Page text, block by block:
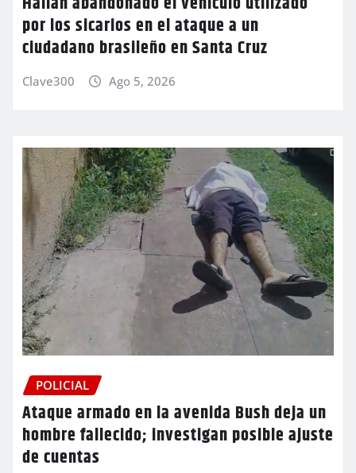
por los sicarios en el ataque a un
ciudadano brasileño en Santa Cruz
Clave300 Ago 5, 2026
POLICIAL
Ataque armado en la avenida Bush deja un
hombre fallecido; investigan posible ajuste
de cuentas